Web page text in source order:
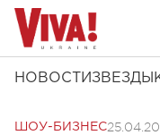
НОВОСТИ ЗВЕЗДЫ
ШОУ-БИЗНЕС